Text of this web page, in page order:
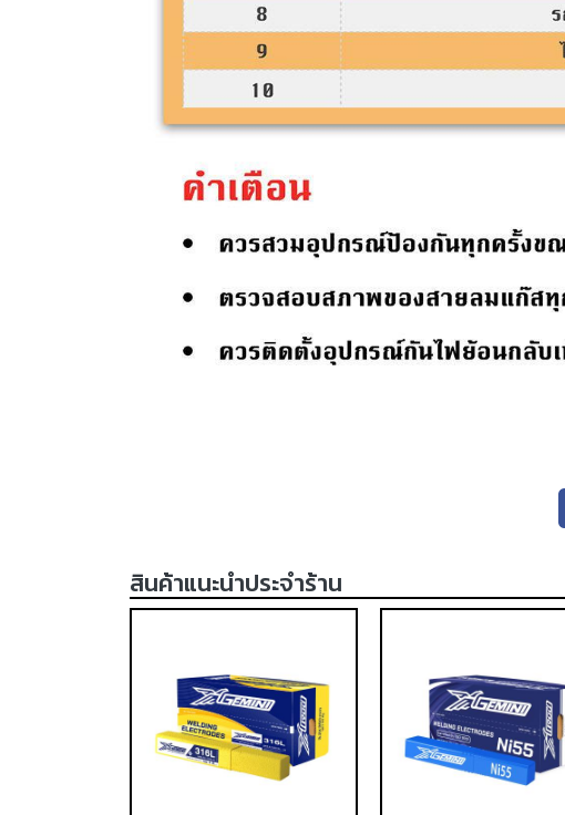
สินค้าแนะนำประจำร้าน